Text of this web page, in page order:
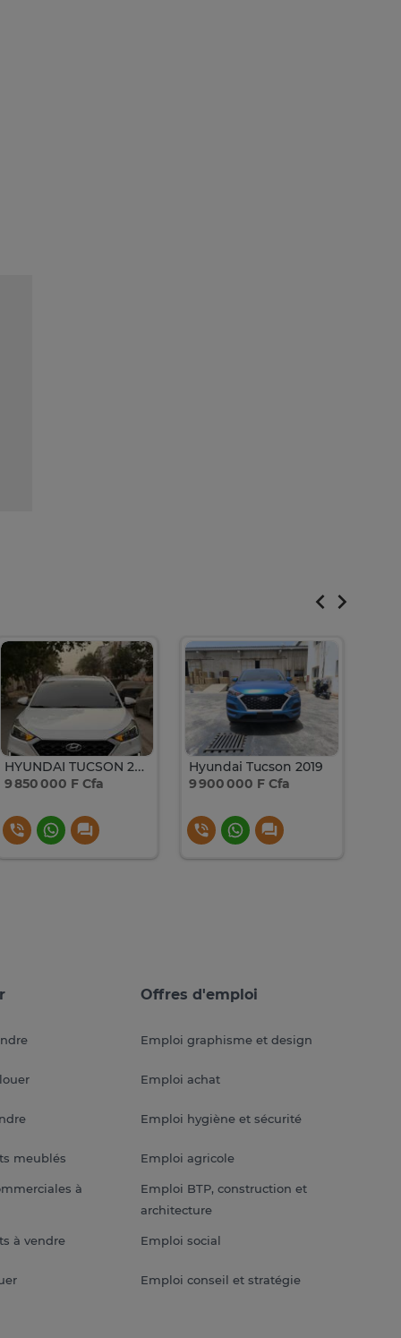
HYUNDAI TUCSON 2019
9 850 000 F Cfa
Hyundai Tucson 2019
9 900 000 F Cfa
meublés
à
à vendre
Offres d'emploi
Emploi graphisme et design
Emploi achat
Emploi hygiène et sécurité
Emploi agricole
Emploi BTP, construction et
architecture
Emploi social
Emploi conseil et stratégie